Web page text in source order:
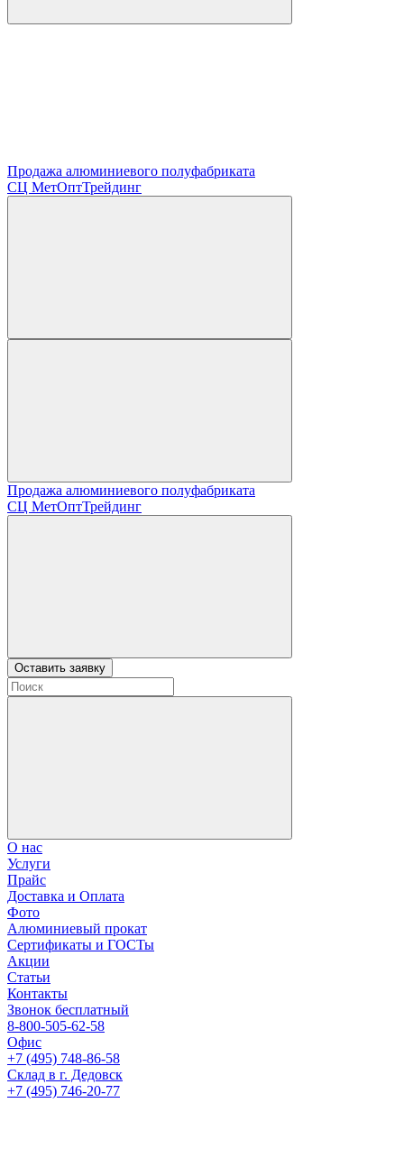
Продажа алюминиевого полуфабриката
СЦ МетОптТрейдинг
Продажа алюминиевого полуфабриката
СЦ МетОптТрейдинг
Оставить заявку
О нас
Услуги
Прайс
Доставка и Оплата
Фото
Алюминиевый прокат
Сертификаты и ГОСТы
Акции
Статьи
Контакты
Звонок бесплатный
8-800-505-62-58
Офис
+7 (495) 748-86-58
Склад в г. Дедовск
+7 (495) 746-20-77